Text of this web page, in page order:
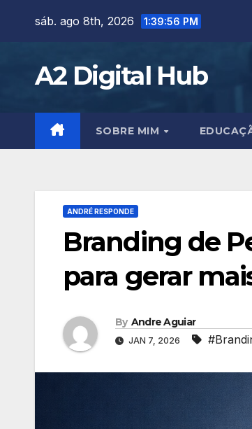
sáb. ago 8th, 2026 1:39:58 PM
A2 Digital Hub
SOBRE MIM
ANDRÉ RESPONDE
Branding de
para gerar
By Andre Aguiar
JAN 7, 2026